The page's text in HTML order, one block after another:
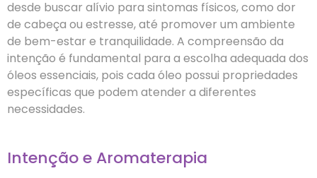
desde buscar alívio para sintomas físicos, como dor
de cabeça ou estresse, até promover um ambiente
de bem-estar e tranquilidade. A compreensão da
intenção é fundamental para a escolha adequada dos
óleos essenciais, pois cada óleo possui propriedades
específicas que podem atender a diferentes
necessidades.
Intenção e Aromaterapia